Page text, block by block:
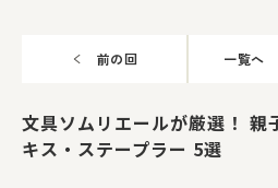
前の回 一覧へ
文具ソムリエールが厳選！ 親
キス・ステープラー 5選